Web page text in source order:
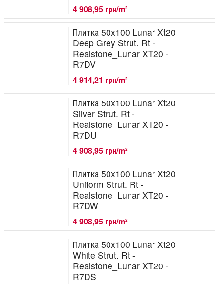
4 908,95 грн/m2
Плитка 50x100 Lunar Xt20
Deep Grey Strut. Rt -
Realstone_Lunar XT20 -
R7DV
4 914,21 грн/m2
Плитка 50x100 Lunar Xt20
Silver Strut. Rt -
Realstone_Lunar XT20 -
R7DU
4 908,95 грн/m2
Плитка 50x100 Lunar Xt20
Uniform Strut. Rt -
Realstone_Lunar XT20 -
R7DW
4 908,95 грн/m2
Плитка 50x100 Lunar Xt20
White Strut. Rt -
Realstone_Lunar XT20 -
R7DS